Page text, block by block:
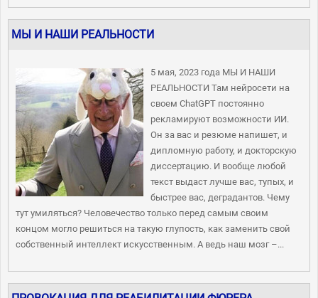
МЫ И НАШИ РЕАЛЬНОСТИ
5 мая, 2023 года МЫ И НАШИ
РЕАЛЬНОСТИ Там нейросети на
своем ChatGPT постоянно
рекламируют возможности ИИ.
Он за вас и резюме напишет, и
дипломную работу, и докторскую
диссертацию. И вообще любой
текст выдаст лучше вас, тупых, и
быстрее вас, деградантов. Чему
тут умиляться? Человечество только перед самым своим
концом могло решиться на такую глупость, как заменить свой
собственный интеллект искусственным. А ведь наш мозг –...